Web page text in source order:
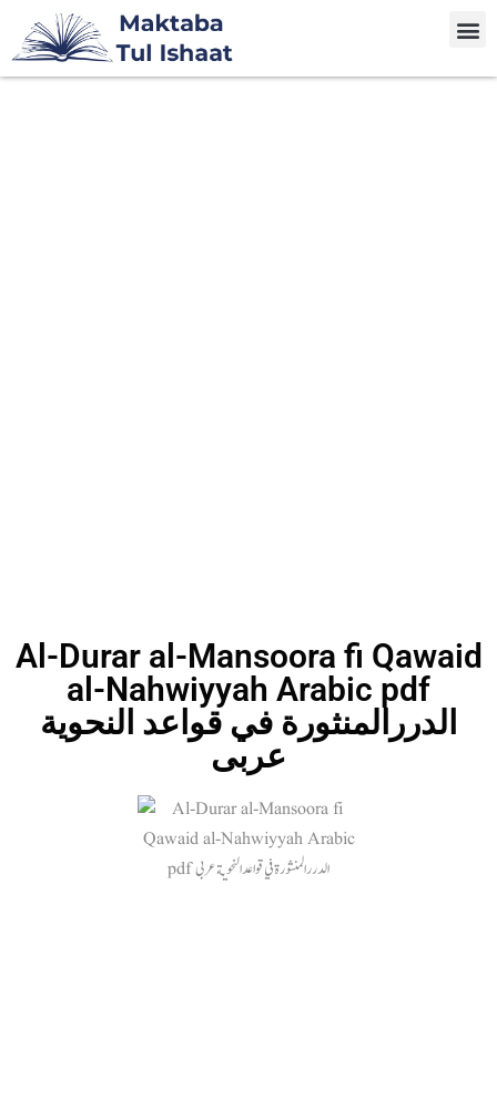
Al-Durar al-Mansoora fi Qawaid
al-Nahwiyyah Arabic pdf
الدررالمنثورة في قواعد النحوية
عربی